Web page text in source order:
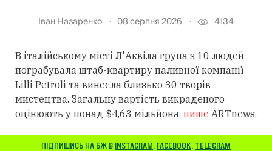
Іван Назаренко 08 серпня 2026 4134
В італійському місті Л'Аквіла група з 10 людей
пограбувала штаб-квартиру паливної компанії
Lilli Petroli та винесла близько 30 творів
мистецтва. Загальну вартість викраденого
оцінюють у понад $4,63 мільйона, пише ARTnews.
ПІДПИШИСЬ НА БЖ В INSTAGRAM, FACEBOOK, TELEGRAM